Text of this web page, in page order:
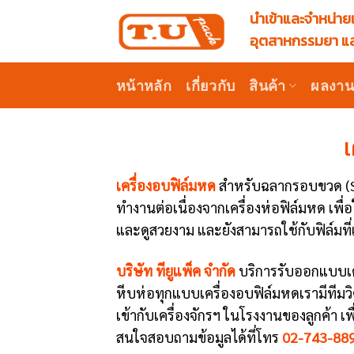
นำเข้าและจำหน่
อุตสาหกรรมยา
หน้าหลัก เกี่ยวกับ สินค้า ผลงาน
เครื่องอบฟิล์มหดสำหรับฉลากรอบขวด
ทำงานต่อเนื่องจากเครื่องห่อฟิล์มหด เ
และดูสวยงาม และยังสามารถใช้กับฟิล์
บริษัท ทียูแพ็ค จำกัด บริการรับออกแบบ
หีบห่อทุกแบบเครื่องอบฟิล์มหดเรามีทีมวิ
เข้ากับเครื่องจักรฯ ในโรงงานของลูกค้
สนใจสอบถามข้อมูลได้ที่โทร 02-743-